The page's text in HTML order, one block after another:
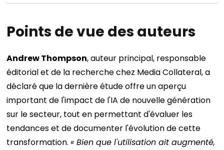
Points de vue des auteurs
Andrew Thompson, auteur principal, responsable
éditorial et de la recherche chez Media Collateral, a
déclaré que la dernière étude offre un aperçu
important de l'impact de l'IA de nouvelle génération
sur le secteur, tout en permettant d'évaluer les
tendances et de documenter l'évolution de cette
transformation.« Bien que l'utilisation ait augmenté,